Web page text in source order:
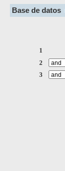
Base de datos
1
2
3